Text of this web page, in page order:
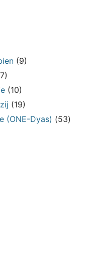
(9)
(10)
(19)
(ONE-Dyas) (53)